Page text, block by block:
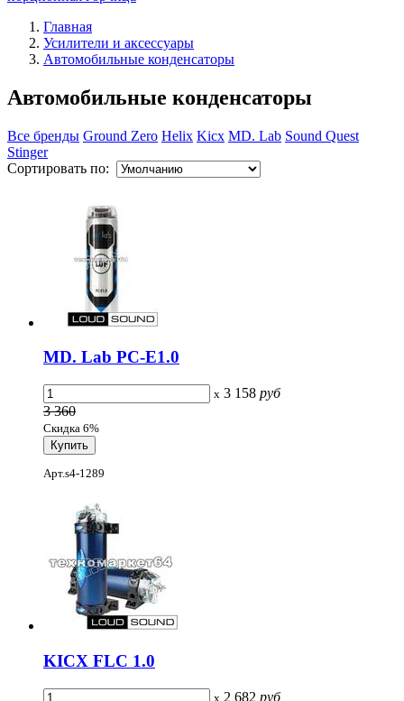
Главная
Усилители и аксессуары
Автомобильные конденсаторы
Автомобильные конденсаторы
Все бренды Ground Zero Helix Kicx MD. Lab Sound Quest
Stinger
Сортировать по:
MD. Lab PC-E1.0
x 3 158 руб
3 360
Скидка 6%
Арт.s4-1289
KICX FLC 1.0
x 2 682 руб